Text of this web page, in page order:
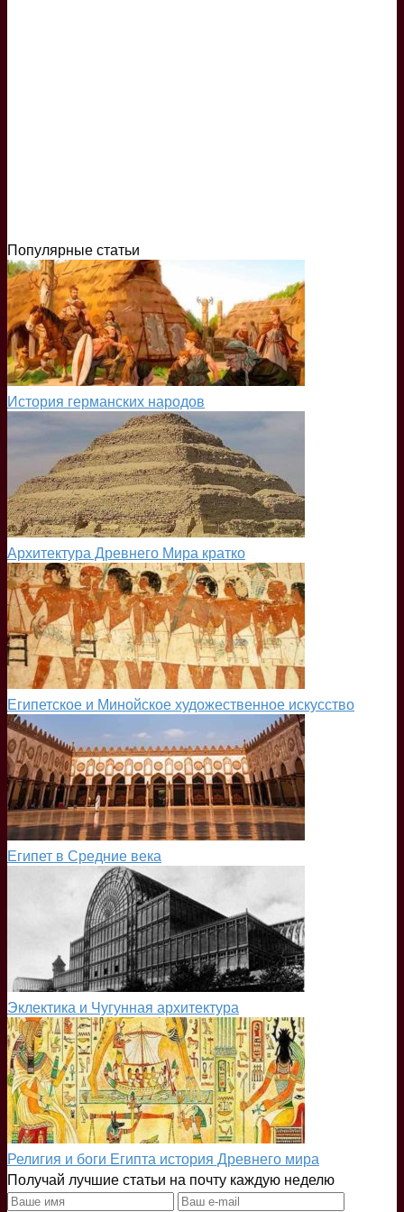
Популярные статьи
История германских народов
Архитектура Древнего Мира кратко
Египетское и Минойское художественное искусство
Египет в Средние века
Эклектика и Чугунная архитектура
Религия и боги Египта история Древнего мира
Получай лучшие статьи на почту каждую неделю